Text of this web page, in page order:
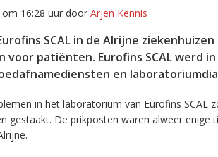
16:28 uur door Arjen Kennis
SCAL in de Alrijne
voor patiënten. Eurofins SCAL werd
en
in het laboratorium van Eurofins SCAL
gestaakt. De prikposten waren alweer